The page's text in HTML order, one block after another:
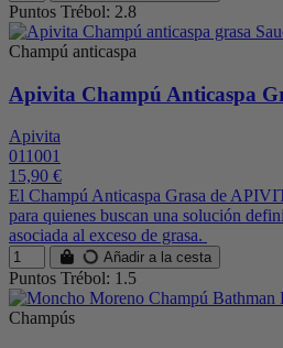
Puntos Trébol: 2.8
Champú anticaspa
Apivita Champú Anticaspa
Apivita
011001
15,90 €
El Champú Anticaspa Grasa de
para quienes buscan una solución
asociada al exceso de grasa.
Añadir a la cesta
Puntos Trébol: 1.5
Champús